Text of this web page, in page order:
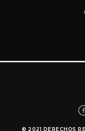
© 2021 DERECHOS